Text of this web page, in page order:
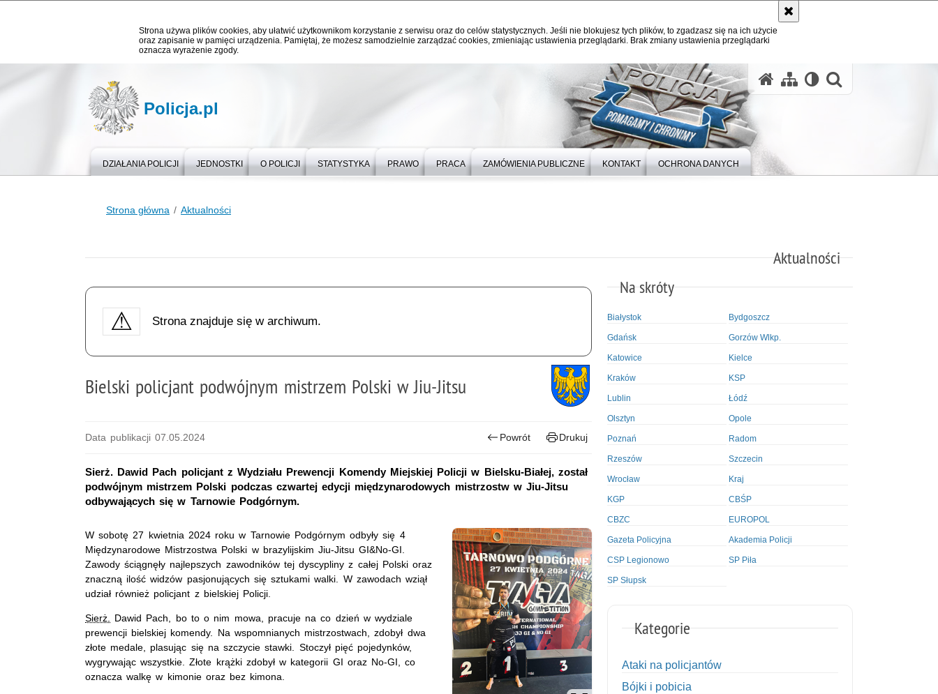
Strona używa plików cookies, aby ułatwić użytkownikom korzystanie z serwisu oraz do celów statystycznych. Jeśli nie blokujesz tych plików, to zgadzasz się na ich użycie
oraz zapisanie w pamięci urządzenia. Pamiętaj, że możesz samodzielnie zarządzać cookies, zmieniając ustawienia przeglądarki. Brak zmiany ustawienia przeglądarki
oznacza wyrażenie zgody.
Policja.pl
DZIAŁANIA POLICJI JEDNOSTKI O POLICJI STATYSTYKA PRAWO PRACA ZAMÓWIENIA PUBLICZNE KONTAKT OCHRONA DANYCH
Strona główna Aktualności
Aktualności
Strona znajduje się w archiwum.
Bielski policjant podwójnym mistrzem Polski w Jiu-Jitsu
Data publikacji 07.05.2024 Powrót Drukuj
Sierż. Dawid Pach policjant z Wydziału Prewencji Komendy Miejskiej Policji w Bielsku-Białej, został
podwójnym mistrzem Polski podczas czwartej edycji międzynarodowych mistrzostw w Jiu-Jitsu
odbywających się w Tarnowie Podgórnym.
W sobotę 27 kwietnia 2024 roku w Tarnowie Podgórnym odbyły się 4
Międzynarodowe Mistrzostwa Polski w brazylijskim Jiu-Jitsu GI&No-GI.
Zawody ściągnęły najlepszych zawodników tej dyscypliny z całej Polski oraz
znaczną ilość widzów pasjonujących się sztukami walki. W zawodach wziął
udział również policjant z bielskiej Policji.
Sierż.
Dawid Pach, bo to o nim mowa, pracuje na co dzień w wydziale
prewencji bielskiej komendy. Na wspomnianych mistrzostwach, zdobył dwa
złote medale, plasując się na szczycie stawki. Stoczył pięć pojedynków,
wygrywając wszystkie. Złote krążki zdobył w kategorii GI oraz No-GI, co
oznacza walkę w kimonie oraz bez kimona.
Na skróty
Białystok Bydgoszcz
Gdańsk Gorzów Wlkp.
Katowice Kielce
Kraków KSP
Lublin Łódź
Olsztyn Opole
Poznań Radom
Rzeszów Szczecin
Wrocław Kraj
KGP CBŚP
CBZC EUROPOL
Gazeta Policyjna Akademia Policji
CSP Legionowo SP Piła
SP Słupsk
Kategorie
Ataki na policjantów
Bójki i pobicia